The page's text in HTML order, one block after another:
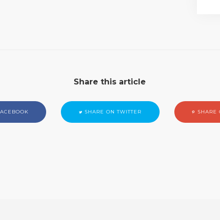
Share this article
SHARE ON TWITTER SHARE